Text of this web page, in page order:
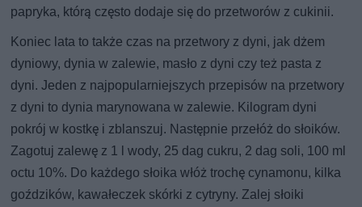
papryka, którą często dodaje się do przetworów z cukinii.
Koniec lata to także czas na przetwory z dyni, jak dżem
dyniowy, dynia w zalewie, masło z dyni czy też pasta z
dyni. Jeden z najpopularniejszych przepisów na przetwory
z dyni to dynia marynowana w zalewie. Kilogram dyni
pokrój w kostkę i zblanszuj. Następnie przełóż do słoików.
Zagotuj zalewę z 1 l wody, 25 dag cukru, 2 dag soli, 100 ml
octu 10%. Do każdego słoika włóż trochę cynamonu, kilka
goździków, kawałeczek skórki z cytryny. Zalej słoiki